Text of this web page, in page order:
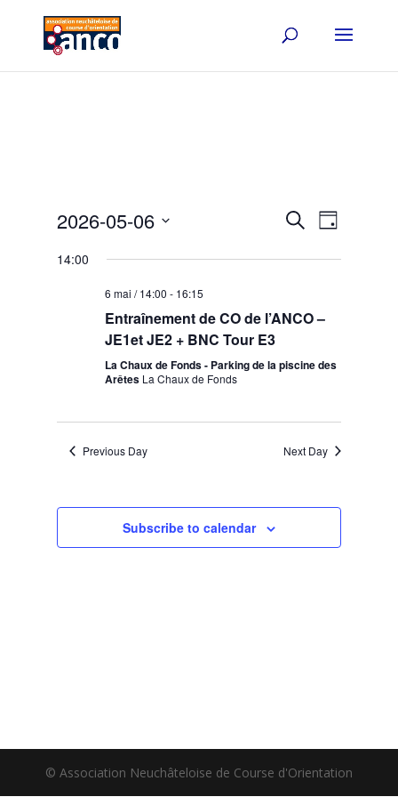
Events
and
Navigation
SearchEvent
Views
Day
2026-05-06
date.
14:00
6 mai / 14:00 - 16:15
Entraînement de CO de l’ANCO –
JE1et JE2 + BNC Tour E3
La Chaux de Fonds - Parking de la piscine des
Arêtes La Chaux de Fonds
Previous Day Next Day
Subscribe to calendar
© Association Neuchâteloise de Course d'Orientation